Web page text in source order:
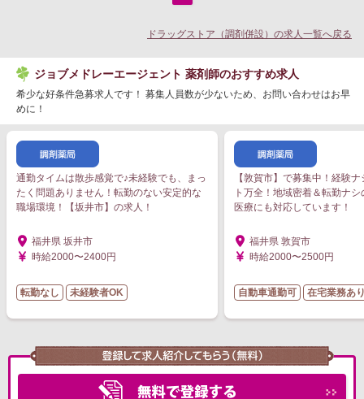
ドラッグストア（調剤併設）の求人一覧へ戻る
ジョブメドレーエージェント 薬剤師のおすすめ求人
希少な好条件急募求人です！ 募集人員数が少ないため、お問い合わせはお早
めに！
通勤タイムは散歩感覚で♪未経験でも、まっ
たく問題ありません！転勤のない安定的な
職場環境！【坂井市】の求人！
福井県 坂井市
時給2000〜2400円
転勤なし 未経験者OK
【敦賀市】で募集中！経験
ト万全！地域密着＆転勤ナ
医療にも対応しています！
福井県 敦賀市
時給2000〜2500円
自動車通勤可 在宅業務あ